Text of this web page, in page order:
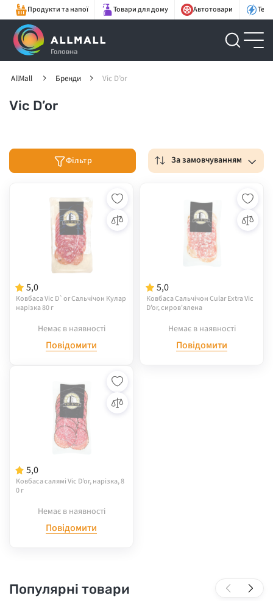
Продукти та напої Товари для дому Автотовари
AllMall Бренди Vic D’or
Vic D’or
Фільтр За замовчуванням
5,0
Ковбаса Vic D`or Сальчічон Кулар
нарізка 80 г
Немає в наявності
Повідомити
5,0
Ковбаса Сальчічон Cular Extra Vic
D’or, сиров'ялена
Немає в наявності
Повідомити
5,0
Ковбаса салямі Vic D’or, нарізка, 8
0 г
Немає в наявності
Повідомити
Популярні товари